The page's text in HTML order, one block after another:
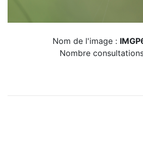
Nom de l'image :
Nombre